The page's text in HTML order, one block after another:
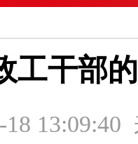
工干部
18